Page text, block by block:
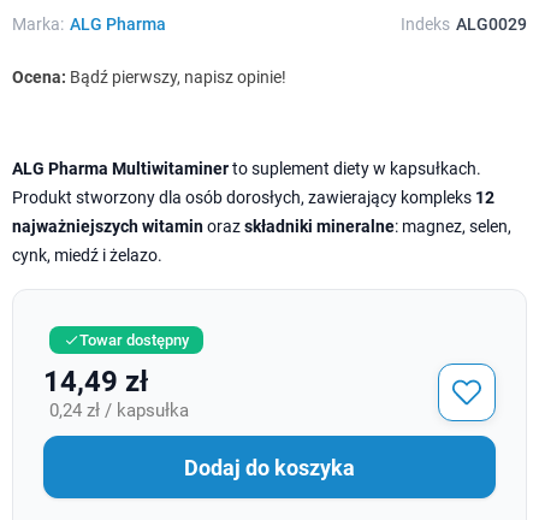
Marka: ALG Pharma Indeks ALG0029
Ocena: Bądź pierwszy, napisz opinie!
ALG Pharma Multiwitaminerto suplement diety w kapsułkach.
Produkt stworzony dla osób dorosłych, zawierający kompleks 12
najważniejszych witaminorazskładniki mineralne: magnez, selen,
cynk, miedź i żelazo.
Towar dostępny
14,49 zł
0,24 zł / kapsułka
Dodaj do koszyka